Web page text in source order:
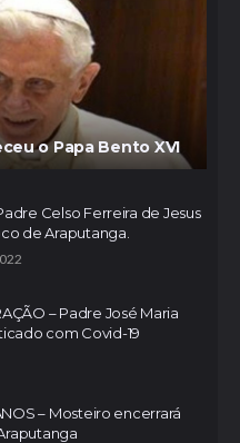
o Papa Bento XVI
Celso Ferreira de Jesus
de Araputanga.
– Padre José Maria
com Covid-19
– Mosteiro encerrará